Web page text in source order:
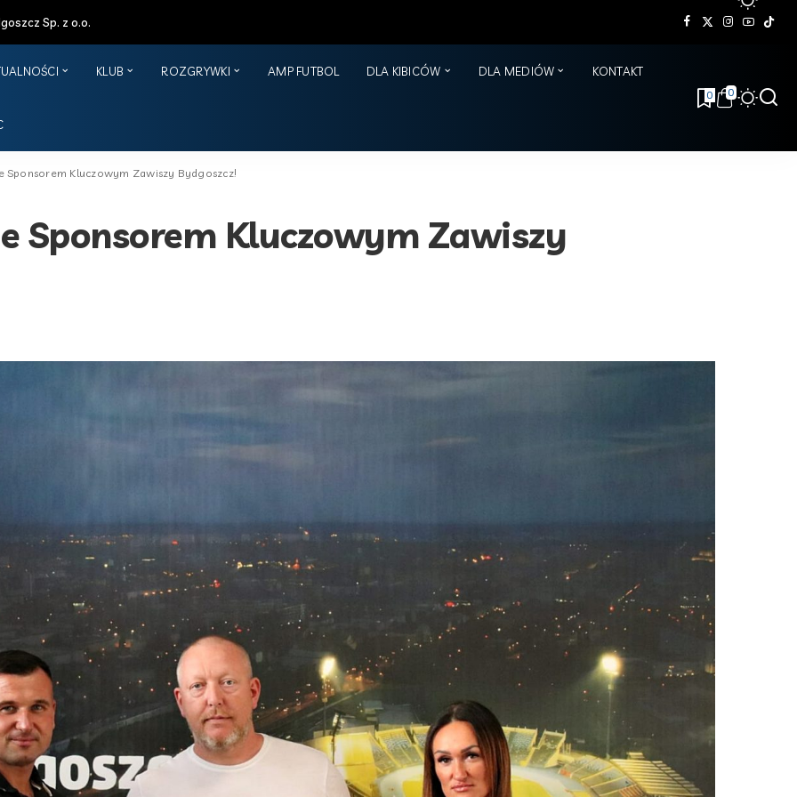
Sp. z o.o.
KLUB ROZGRYWKI AMP FUTBOL DLA KIBICÓW DLA MEDIÓW KONTAKT
0 0
Sponsorem Kluczowym Zawiszy Bydgoszcz!
Sponsorem Kluczowym Zawiszy